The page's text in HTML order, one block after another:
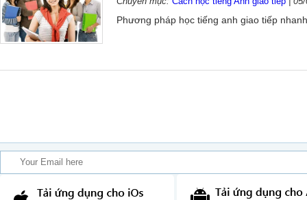
Phương pháp học tiếng anh giao tiếp